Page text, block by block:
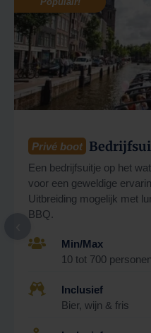
Privé boot
Een bedrijfsuitje op het
voor een geweldige
Uitbreiding mogelijk met
BBQ.

Min/Max
10 tot 700 personen

Inclusief
Bier, wijn & fris